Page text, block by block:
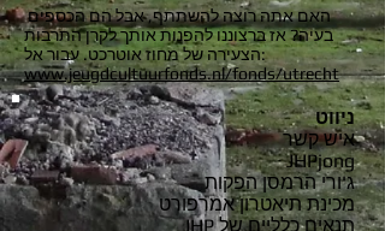
האם אתה רוצה להשתתף, אבל הם הכספים
בעיה? אז ברצוננו להפנות אותך לקרן התרבות
הצעירה של מחוז אוטרכט. עבור אל:
www.jeugdcultuurfonds.nl/fonds/utrecht
ניווט
איש קשר
JHPjong
ג'ורי הרמסן הפקות
מכינת תיאטרון אמרפורט
תנאים כלליים של JHP